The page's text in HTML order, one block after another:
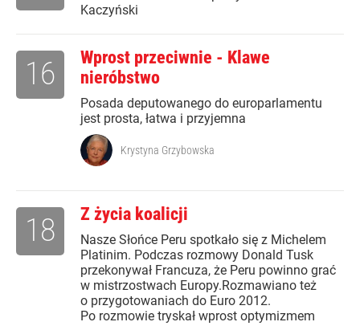
Kaczyński
Wprost przeciwnie - Klawe
nieróbstwo
Posada deputowanego do europarlamentu
jest prosta, łatwa i przyjemna
16
Krystyna Grzybowska
Z życia koalicji
Nasze Słońce Peru spotkało się z Michelem
Platinim. Podczas rozmowy Donald Tusk
przekonywał Francuza, że Peru powinno grać
w mistrzostwach Europy.Rozmawiano też
o przygotowaniach do Euro 2012.
Po rozmowie tryskał wprost optymizmem
18